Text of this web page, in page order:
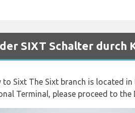
SIXT Schalter durch
to Sixt The Sixt branch is located
Terminal, please proceed to